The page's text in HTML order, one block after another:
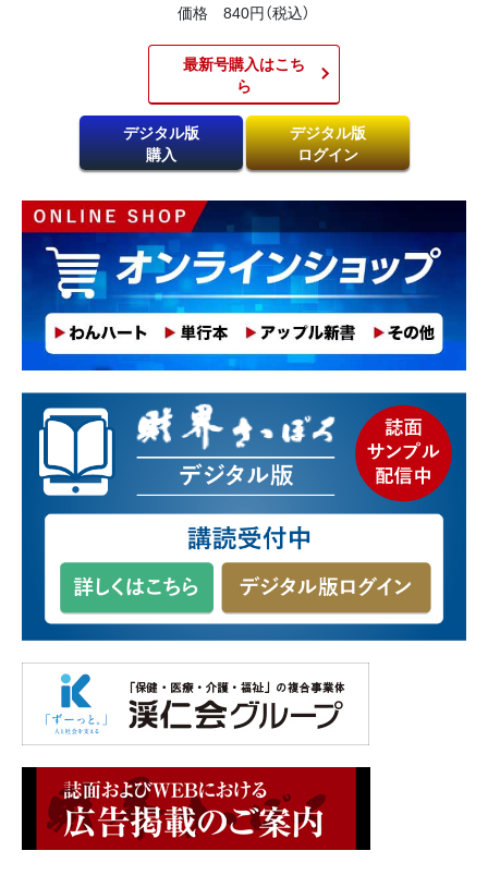
価格 840円（税込）
最新号購入はこち
ら​
デジタル版
購入
デジタル版
ログイン